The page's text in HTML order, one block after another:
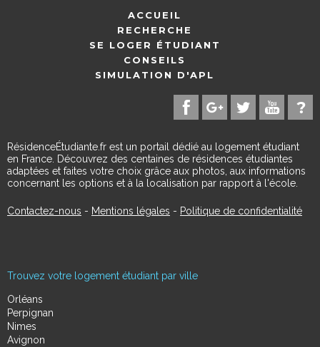
ACCUEIL
RECHERCHE
SE LOGER ÉTUDIANT
CONSEILS
SIMULATION D'APL
RésidenceÉtudiante.fr est un portail dédié au logement étudiant
en France. Découvrez des centaines de résidences étudiantes
adaptées et faites votre choix grâce aux photos, aux informations
concernant les options et à la localisation par rapport à l'école.
Contactez-nous - Mentions légales - Politique de confidentialité
Trouvez votre logement étudiant par ville
Orléans
Perpignan
Nimes
Avignon